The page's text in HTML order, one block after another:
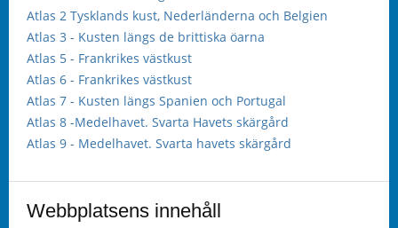
Atlas 2 Tysklands kust, Nederländerna och Belgien
Atlas 3 - Kusten längs de brittiska öarna
Atlas 5 - Frankrikes västkust
Atlas 6 - Frankrikes västkust
Atlas 7 - Kusten längs Spanien och Portugal
Atlas 8 -Medelhavet. Svarta Havets skärgård
Atlas 9 - Medelhavet. Svarta havets skärgård
Webbplatsens innehåll